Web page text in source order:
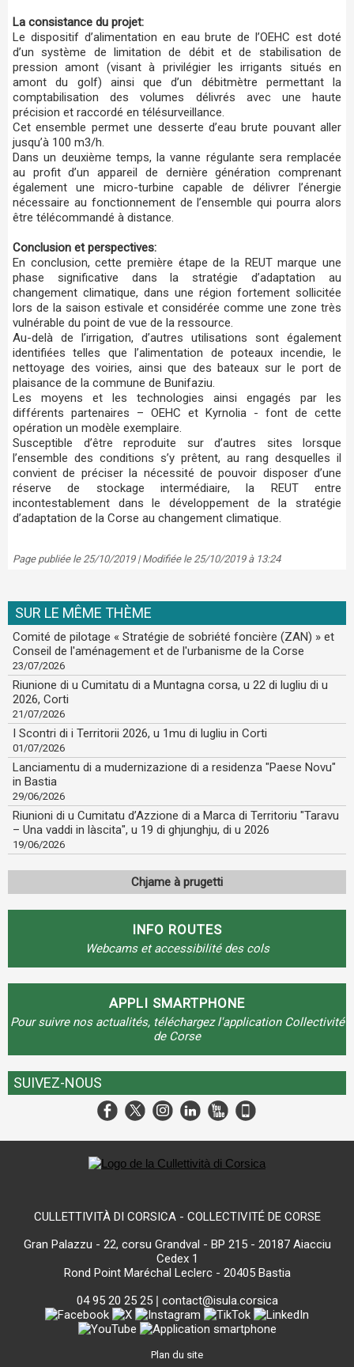
La consistance du projet:
Le dispositif d’alimentation en eau brute de l’OEHC est doté
d’un système de limitation de débit et de stabilisation de
pression amont (visant à privilégier les irrigants situés en
amont du golf) ainsi que d’un débitmètre permettant la
comptabilisation des volumes délivrés avec une haute
précision et raccordé en télésurveillance.
Cet ensemble permet une desserte d’eau brute pouvant aller
jusqu’à 100 m3/h.
Dans un deuxième temps, la vanne régulante sera remplacée
au profit d’un appareil de dernière génération comprenant
également une micro-turbine capable de délivrer l’énergie
nécessaire au fonctionnement de l’ensemble qui pourra alors
être télécommandé à distance.
Conclusion et perspectives:
En conclusion, cette première étape de la REUT marque une
phase significative dans la stratégie d’adaptation au
changement climatique, dans une région fortement sollicitée
lors de la saison estivale et considérée comme une zone très
vulnérable du point de vue de la ressource.
Au-delà de l’irrigation, d’autres utilisations sont également
identifiées telles que l’alimentation de poteaux incendie, le
nettoyage des voiries, ainsi que des bateaux sur le port de
plaisance de la commune de Bunifaziu.
Les moyens et les technologies ainsi engagés par les
différents partenaires – OEHC et Kyrnolia - font de cette
opération un modèle exemplaire.
Susceptible d’être reproduite sur d’autres sites lorsque
l’ensemble des conditions s’y prêtent, au rang desquelles il
convient de préciser la nécessité de pouvoir disposer d’une
réserve de stockage intermédiaire, la REUT entre
incontestablement dans le développement de la stratégie
d’adaptation de la Corse au changement climatique.
Page publiée le 25/10/2019 | Modifiée le 25/10/2019 à 13:24
SUR LE MÊME THÈME
Comité de pilotage « Stratégie de sobriété foncière (ZAN) » et
Conseil de l'aménagement et de l'urbanisme de la Corse
23/07/2026
Riunione di u Cumitatu di a Muntagna corsa, u 22 di lugliu di u
2026, Corti
21/07/2026
I Scontri di i Territorii 2026, u 1mu di lugliu in Corti
01/07/2026
​Lanciamentu di a mudernizazione di a residenza "Paese Novu"
in Bastia
29/06/2026
Riunioni di u Cumitatu d’Azzione di a Marca di Territoriu "Taravu
– Una vaddi in làscita", u 19 di ghjunghju, di u 2026
19/06/2026
Chjame à prugetti
INFO ROUTES
Webcams et accessibilité des cols
APPLI SMARTPHONE
Pour suivre nos actualités, téléchargez l'application Collectivité
de Corse
SUIVEZ-NOUS
CULLETTIVITÀ DI CORSICA - COLLECTIVITÉ DE CORSE
Gran Palazzu - 22, corsu Grandval - BP 215 - 20187 Aiacciu
Cedex 1
Rond Point Maréchal Leclerc - 20405 Bastia
04 95 20 25 25| contact@isula.corsica
Plan du site